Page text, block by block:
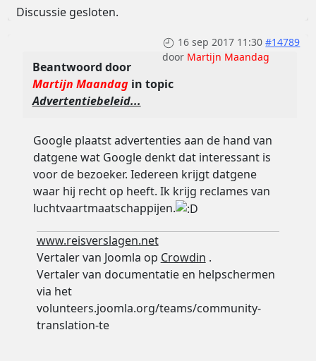
Discussie gesloten.
16 sep 2017 11:30 #14789
door Martijn Maandag
Beantwoord door
Martijn Maandagin topic
Advertentiebeleid...
Google plaatst advertenties aan de hand van
datgene wat Google denkt dat interessant is
voor de bezoeker. Iedereen krijgt datgene
waar hij recht op heeft. Ik krijg reclames van
luchtvaartmaatschappijen.
www.reisverslagen.net
Vertaler van Joomla op Crowdin .
Vertaler van documentatie en helpschermen
via het
volunteers.joomla.org/teams/community-
translation-te